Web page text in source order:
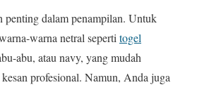
penting dalam penampilan. Untuk
warna netral seperti togel
abu, atau navy, yang mudah
profesional. Namun, Anda juga